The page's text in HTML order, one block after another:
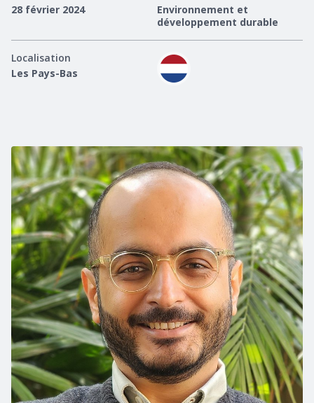
28 février 2024
Environnement et
développement durable
Localisation
Les Pays-Bas